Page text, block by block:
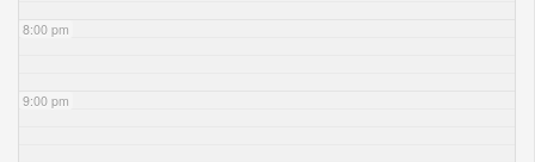
8:00 pm
9:00 pm